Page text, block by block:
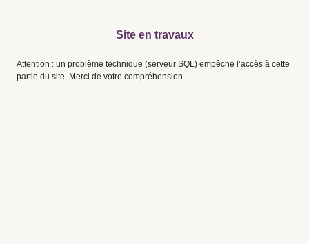
Site en travaux
Attention : un problème technique (serveur SQL) empêche l’accès à cette
partie du site. Merci de votre compréhension.